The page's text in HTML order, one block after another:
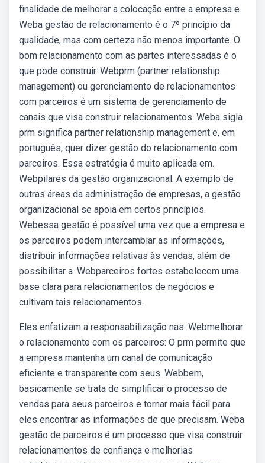
finalidade de melhorar a colocação entre a empresa e.
Weba gestão de relacionamento é o 7º princípio da
qualidade, mas com certeza não menos importante. O
bom relacionamento com as partes interessadas é o
que pode construir. Webprm (partner relationship
management) ou gerenciamento de relacionamentos
com parceiros é um sistema de gerenciamento de
canais que visa construir relacionamentos. Weba sigla
prm significa partner relationship management e, em
português, quer dizer gestão do relacionamento com
parceiros. Essa estratégia é muito aplicada em.
Webpilares da gestão organizacional. A exemplo de
outras áreas da administração de empresas, a gestão
organizacional se apoia em certos princípios.
Webessa gestão é possível uma vez que a empresa e
os parceiros podem intercambiar as informações,
distribuir informações relativas às vendas, além de
possibilitar a. Webparceiros fortes estabelecem uma
base clara para relacionamentos de negócios e
cultivam tais relacionamentos.
Eles enfatizam a responsabilização nas. Webmelhorar
o relacionamento com os parceiros: O prm permite que
a empresa mantenha um canal de comunicação
eficiente e transparente com seus. Webbem,
basicamente se trata de simplificar o processo de
vendas para seus parceiros e tornar mais fácil para
eles encontrar as informações de que precisam. Weba
gestão de parceiros é um processo que visa construir
relacionamentos de confiança e melhorias